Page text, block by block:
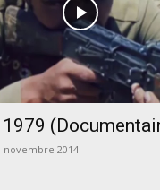
novembre 2014